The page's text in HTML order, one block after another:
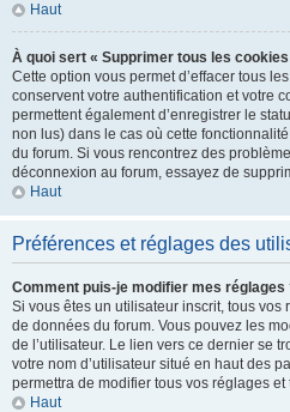
Haut
À quoi sert « Supprimer tous les
Cette option vous permet d’effacer tous
conservent votre authentification et votre
permettent également d’enregistrer le
non lus) dans le cas où cette
du forum. Si vous rencontrez des
déconnexion au forum, essayez de
Haut
Préférences et réglages des
Comment puis-je modifier mes réglages
Si vous êtes un utilisateur inscrit, tous vos
de données du forum. Vous pouvez les
de l’utilisateur. Le lien vers ce dernier se
votre nom d’utilisateur situé en haut des
permettra de modifier tous vos réglages
Haut